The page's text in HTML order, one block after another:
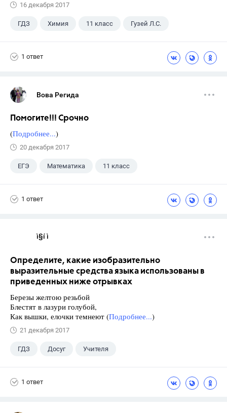
16 декабря 2017
ГДЗ Химия 11 класс Гузей Л.С.
1 ответ
Вова Регида
Помогите!!! Срочно
(Подробнее...)
20 декабря 2017
ЕГЭ Математика 11 класс
1 ответ
ì§í ì 
Определите, какие изобразительно
выразительные средства языка использованы в
приведенных ниже отрывках
Березы желтою резьбой
Блестят в лазури голубой,
Как вышки, елочки темнеют (Подробнее...)
21 декабря 2017
ГДЗ Досуг Учителя
1 ответ